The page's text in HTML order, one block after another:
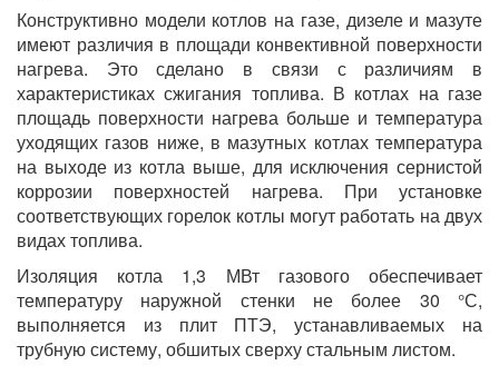
Конструктивно модели котлов на газе, дизеле и мазуте
имеют различия в площади конвективной поверхности
нагрева. Это сделано в связи с различиям в
характеристиках сжигания топлива. В котлах на газе
площадь поверхности нагрева больше и температура
уходящих газов ниже, в мазутных котлах температура
на выходе из котла выше, для исключения сернистой
коррозии поверхностей нагрева. При установке
соответствующих горелок котлы могут работать на двух
видах топлива.
Изоляция котла 1,3 МВт газового обеспечивает
температуру наружной стенки не более 30 °С,
выполняется из плит ПТЭ, устанавливаемых на
трубную систему, обшитых сверху стальным листом.